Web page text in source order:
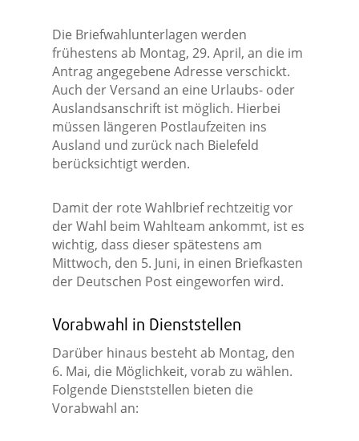
Die Briefwahlunterlagen werden
frühestens ab Montag, 29. April, an die im
Antrag angegebene Adresse verschickt.
Auch der Versand an eine Urlaubs- oder
Auslandsanschrift ist möglich. Hierbei
müssen längeren Postlaufzeiten ins
Ausland und zurück nach Bielefeld
berücksichtigt werden.
Damit der rote Wahlbrief rechtzeitig vor
der Wahl beim Wahlteam ankommt, ist es
wichtig, dass dieser spätestens am
Mittwoch, den 5. Juni, in einen Briefkasten
der Deutschen Post eingeworfen wird.
Vorabwahl in Dienststellen
Darüber hinaus besteht ab Montag, den
6. Mai, die Möglichkeit, vorab zu wählen.
Folgende Dienststellen bieten die
Vorabwahl an: